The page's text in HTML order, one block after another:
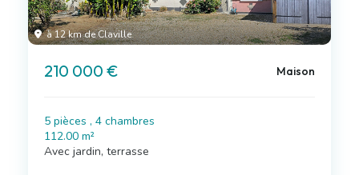
à 12 km de Claville
210 000 € Maison
5 pièces , 4 chambres
112.00 m²
Avec jardin, terrasse